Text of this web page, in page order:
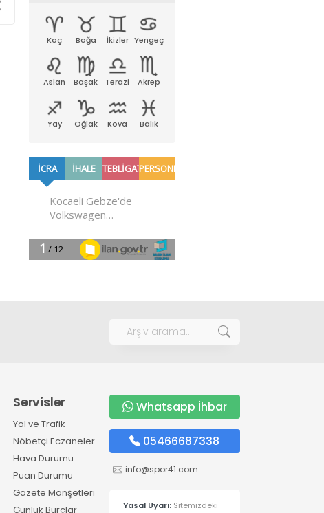
Koç Boğa İkizler Yengeç
Aslan Başak Terazi Akrep
Yay Oğlak Kova Balık
Servisler
Yol ve Trafik
Nöbetçi Eczaneler
Hava Durumu
Puan Durumu
Gazete Manşetleri
Günlük Burçlar
Whatsapp İhbar
05466687338
info@spor41.com
Yasal Uyarı: Sitemizdeki